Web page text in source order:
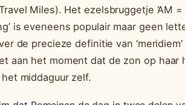
Miles). Het ezelsbruggetje ‘AM
is eveneens populair maar geen
de precieze definitie van
aan het moment dat de zon op haar
middaguur zelf.